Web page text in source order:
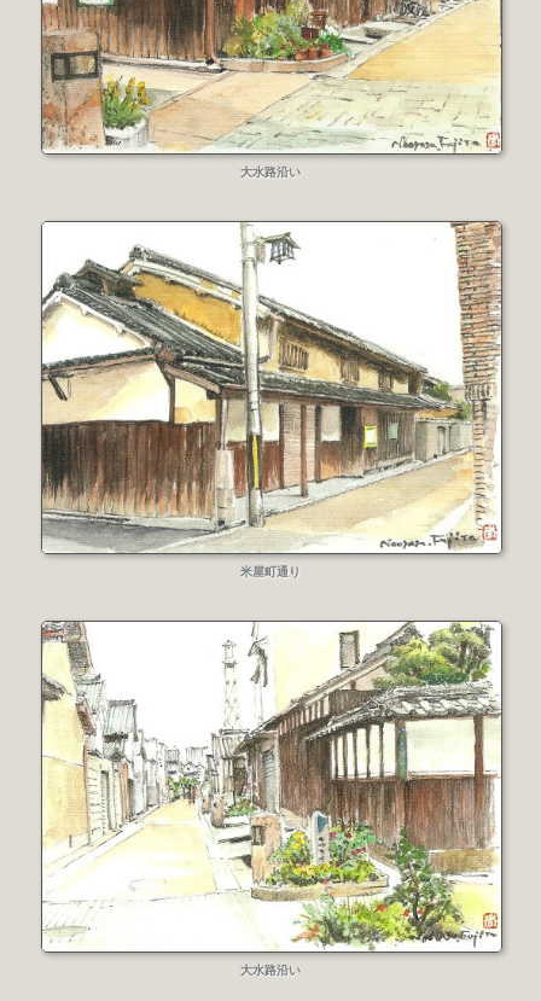
大水路沿い
米屋町通り
大水路沿い